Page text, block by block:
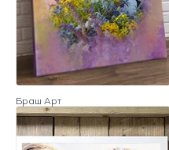
Браш Арт